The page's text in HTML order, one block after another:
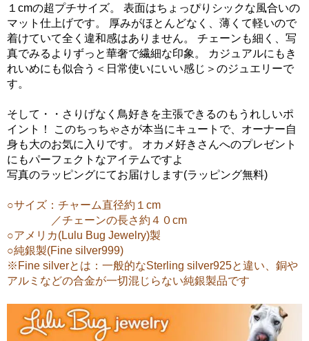
１cmの超プチサイズ。 表面はちょっぴりシックな風合いの
マット仕上げです。 厚みがほとんどなく、薄くて軽いので
着けていて全く違和感はありません。 チェーンも細く、写
真でみるよりずっと華奢で繊細な印象。 カジュアルにもき
れいめにも似合う＜日常使いにいい感じ＞のジュエリーで
す。
そして・・さりげなく鳥好きを主張できるのもうれしいポ
イント！ このちっちゃさが本当にキュートで、オーナー自
身も大のお気に入りです。 オカメ好きさんへのプレゼント
にもパーフェクトなアイテムですよ
写真のラッピングにてお届けします(ラッピング無料)
○サイズ：チャーム直径約１cm
／チェーンの長さ約４０cm
○アメリカ(Lulu Bug Jewelry)製
○純銀製(Fine silver999)
※Fine silverとは：一般的なSterling silver925と違い、銅や
アルミなどの合金が一切混じらない純銀製品です